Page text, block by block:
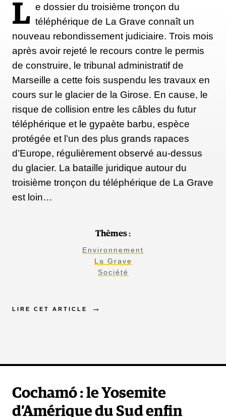
L e dossier du troisième tronçon du
téléphérique de La Grave connaît un
nouveau rebondissement judiciaire. Trois mois
après avoir rejeté le recours contre le permis
de construire, le tribunal administratif de
Marseille a cette fois suspendu les travaux en
cours sur le glacier de la Girose. En cause, le
risque de collision entre les câbles du futur
téléphérique et le gypaète barbu, espèce
protégée et l’un des plus grands rapaces
d’Europe, régulièrement observé au-dessus
du glacier. La bataille juridique autour du
troisième tronçon du téléphérique de La Grave
est loin…
Thèmes :
Environnement
La Grave
Société
LIRE CET ARTICLE
Cochamó : le Yosemite
d’Amérique du Sud enfin